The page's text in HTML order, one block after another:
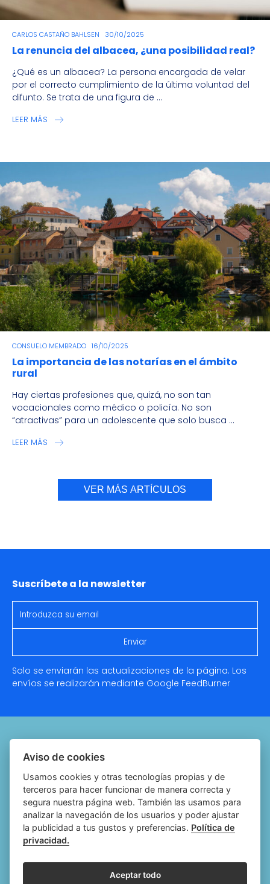
CARLOS CASTAÑO BAHLSEN 30/10/2025
La renuncia del albacea, ¿una posibilidad real?
¿Qué es un albacea? La persona encargada de velar
por el correcto cumplimiento de la última voluntad del
difunto. Se trata de una figura de ...
LEER MÁS
CONSUELO MEMBRADO 16/10/2025
La importancia de las notarías en el ámbito
rural
Hay ciertas profesiones que, quizá, no son tan
vocacionales como médico o policía. No son
“atractivas” para un adolescente que solo busca ...
LEER MÁS
VER MÁS ARTÍCULOS
Suscríbete a la newsletter
Solo se enviarán las actualizaciones de la página. Los
envíos se realizarán mediante Google FeedBurner
Política de cookies
Política de privacidad
Aviso legal
Configurar cookies
Aviso de cookies
Usamos cookies y otras tecnologías propias y de
terceros para hacer funcionar de manera correcta y
segura nuestra página web. También las usamos para
analizar la navegación de los usuarios y poder ajustar
la publicidad a tus gustos y preferencias. Política de
privacidad.
Aceptar todo